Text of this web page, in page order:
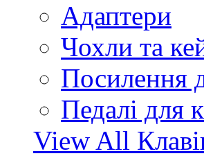
Адаптери
Чохли та
Посилення
Педалі для
View All